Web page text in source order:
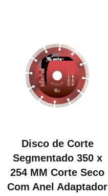
Disco de Corte
Segmentado 350 x
254 MM Corte Seco
Com Anel Adaptador